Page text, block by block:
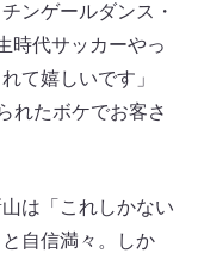
ンゲールダンス・
時代サッカーやっ
て嬉しいです」
れたボケでお客さ
は「これしかない
自信満々。しか